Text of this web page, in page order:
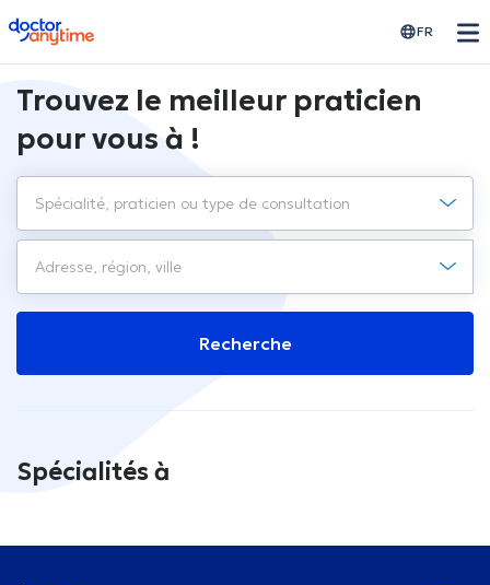
doctoranytime FR
Trouvez le meilleur praticien
pour vous à !
Recherche
Spécialités à